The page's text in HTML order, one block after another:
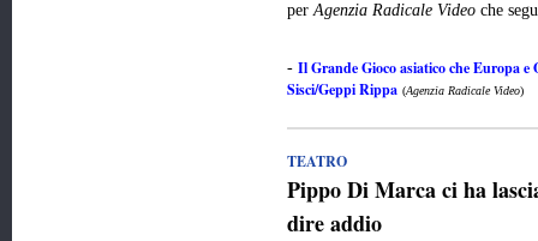
perAgenzia Radicale Video che
- Il Grande Gioco asiatico che Europa e
Sisci/Geppi Rippa (Agenzia Radicale Video)
TEATRO
Pippo Di Marca ci ha
dire addio